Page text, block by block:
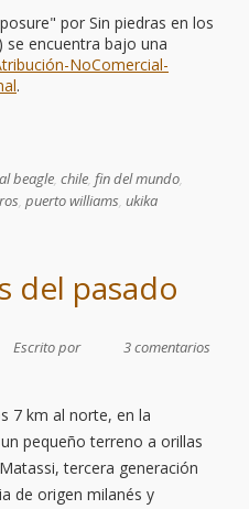
por Sin piedras en los
se encuentra bajo una
NoComercial-
.
beagle, chile, fin del mundo,
, puerto williams, ukika
del pasado
3 comentarios
Escrito por
7 km al norte, en la
pequeño terreno a orillas
tercera generación
de origen milanés y